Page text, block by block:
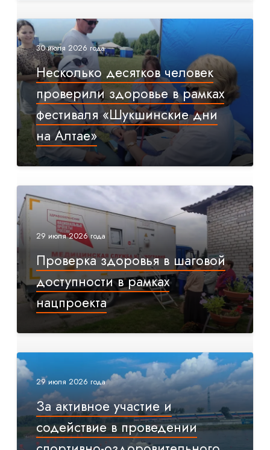
30 июля 2026 года
Несколько десятков человек
проверили здоровье в рамках
фестиваля «Шукшинские дни
на Алтае»
29 июля 2026 года
Проверка здоровья в шаговой
доступности в рамках
нацпроекта
29 июля 2026 года
За активное участие и
содействие в проведении